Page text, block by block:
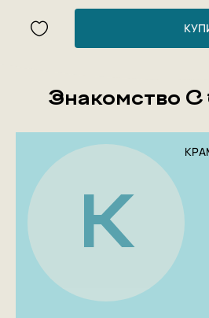
(audiable), вбирающим в себя
музыка, слышимое, и
многочисленными примерами
Знакомство
К